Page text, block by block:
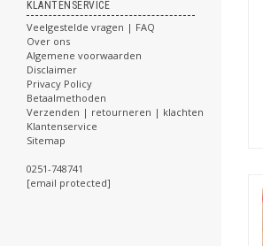
KLANTENSERVICE
Veelgestelde vragen | FAQ
Over ons
Algemene voorwaarden
Disclaimer
Privacy Policy
Betaalmethoden
Verzenden | retourneren | klachten
Klantenservice
Sitemap
0251-748741
[email protected]